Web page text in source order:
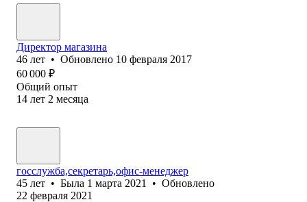
Директор магазина
46 лет • Обновлено 10 февраля 2017
60 000 ₽
Общий опыт
14 лет 2 месяца
госслужба,секретарь,офис-менеджер
45 лет • Была 1 марта 2021 • Обновлено
22 февраля 2021